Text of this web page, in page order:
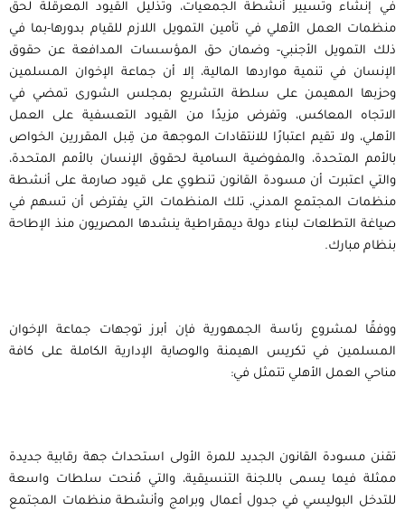
في إنشاء وتسيير أنشطة الجمعيات، وتذليل القيود المعرقلة لحق
منظمات العمل الأهلي في تأمين التمويل اللازم للقيام بدورها-بما في
ذلك التمويل الأجنبي- وضمان حق المؤسسات المدافعة عن حقوق
الإنسان في تنمية مواردها المالية، إلا أن جماعة الإخوان المسلمين
وحزبها المهيمن على سلطة التشريع بمجلس الشورى تمضي في
الاتجاه المعاكس، وتفرض مزيدًا من القيود التعسفية على العمل
الأهلي، ولا تقيم اعتبارًا للانتقادات الموجهة من قِبل المقررين الخواص
بالأمم المتحدة، والمفوضية السامية لحقوق الإنسان بالأمم المتحدة،
والتي اعتبرت أن مسودة القانون تنطوي على قيود صارمة على أنشطة
منظمات المجتمع المدني، تلك المنظمات التي يفترض أن تسهم في
صياغة التطلعات لبناء دولة ديمقراطية ينشدها المصريون منذ الإطاحة
بنظام مبارك.
ووفقًا لمشروع رئاسة الجمهورية فإن أبرز توجهات جماعة الإخوان
المسلمين في تكريس الهيمنة والوصاية الإدارية الكاملة على كافة
مناحي العمل الأهلي تتمثل في:
تقنن مسودة القانون الجديد للمرة الأولى استحداث جهة رقابية جديدة
ممثلة فيما يسمى باللجنة التنسيقية، والتي مُنحت سلطات واسعة
للتدخل البوليسي في جدول أعمال وبرامج وأنشطة منظمات المجتمع